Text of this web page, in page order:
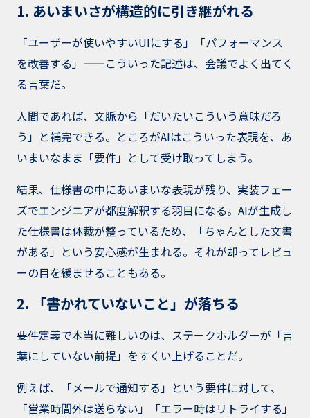
1. あいまいさが構造的に引き継がれる
「ユーザーが使いやすいUIにする」「パフォーマンス
を改善する」——こういった記述は、会議でよく出てく
る言葉だ。
人間であれば、文脈から「だいたいこういう意味だろ
う」と補完できる。ところがAIはこういった表現を、あ
いまいなまま「要件」として受け取ってしまう。
結果、仕様書の中にあいまいな表現が残り、実装フェー
ズでエンジニアが都度解釈する羽目になる。AIが生成し
た仕様書は体裁が整っているため、「ちゃんとした文書
がある」という安心感が生まれる。それが却ってレビュ
ーの目を緩ませることもある。
2. 「書かれていないこと」が落ちる
要件定義で本当に難しいのは、ステークホルダーが「言
葉にしていない前提」をすくい上げることだ。
例えば、「メールで通知する」という要件に対して、
「営業時間外は送らない」「エラー時はリトライする」